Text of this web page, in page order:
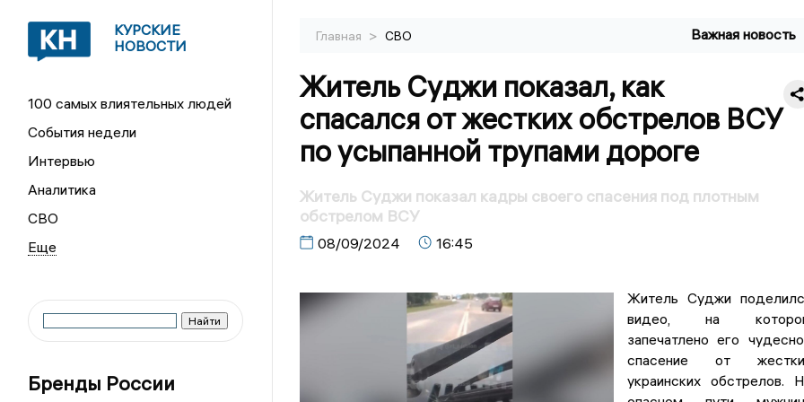
КУРСКИЕ
НОВОСТИ
100 самых влиятельных людей
События недели
Интервью
Аналитика
СВО
Бренды России
Главная > СВО Важная новость
Житель Суджи показал, как
спасался от жестких обстрелов ВСУ
по усыпанной трупами дороге
Житель Суджи показал кадры своего спасения под плотным
обстрелом ВСУ
08/09/2024 16:45
Житель Суджи
видео, на
запечатлено его
спасение от
украинских обстрелов.